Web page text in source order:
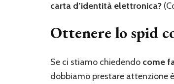
carta d’identità elettronica?
Ottenere lo spid
Se ci stiamo chiedendo come
dobbiamo prestare attenzione